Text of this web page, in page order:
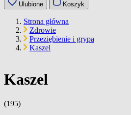
Ulubione Koszyk
Strona główna
Zdrowie
Przeziębienie i grypa
Kaszel
Kaszel
(195)